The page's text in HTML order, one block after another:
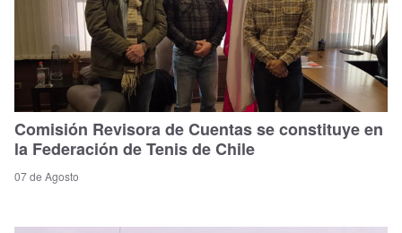
Comisión Revisora de Cuentas se constituye en
la Federación de Tenis de Chile
07 de Agosto